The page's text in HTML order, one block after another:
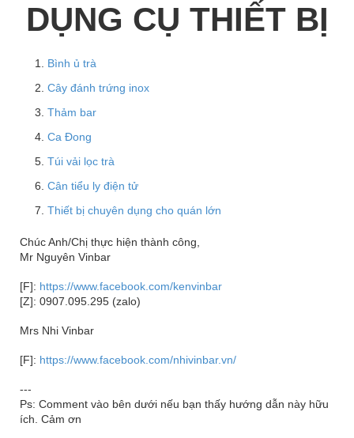
DỤNG CỤ THIẾT BỊ
Bình ủ trà
Cây đánh trứng inox
Thảm bar
Ca Đong
Túi vải lọc trà
Cân tiểu ly điện tử
Thiết bị chuyên dụng cho quán lớn
Chúc Anh/Chị thực hiện thành công,
Mr Nguyên Vinbar
[F]: https://www.facebook.com/kenvinbar
[Z]: 0907.095.295 (zalo)
Mrs Nhi Vinbar
[F]: https://www.facebook.com/nhivinbar.vn/
---
Ps: Comment vào bên dưới nếu bạn thấy hướng dẫn này hữu
ích. Cảm ơn